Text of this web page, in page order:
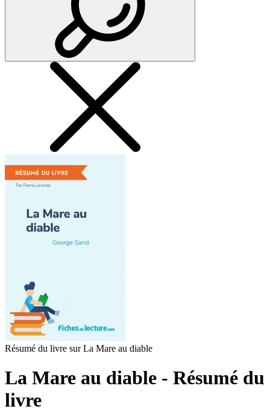
Résumé du livre sur La Mare au diable
La Mare au diable - Résumé du
livre